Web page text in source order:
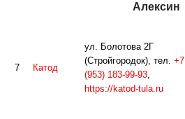
Алексин
7 Катод
ул. Болотова 2Г
(Стройгородок), тел. +7
(953) 183-99-93
https://katod-tula.ru